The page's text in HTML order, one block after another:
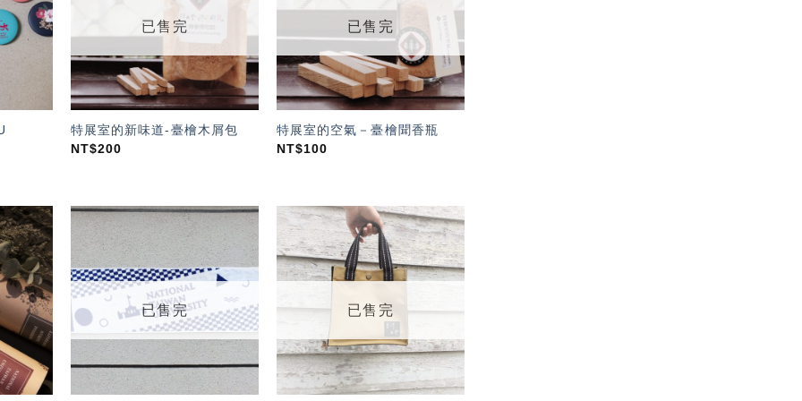
單」
已售完
特展室的新味道-臺檜木屑包
NT$200
已售完
特展室的空氣－臺檜聞香瓶
NT$100
加入
「願
望輕
單」
加入
「願
望輕
已售完
加入
「願
望輕
已售完